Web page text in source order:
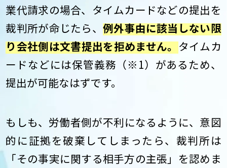
業代請求の場合、タイムカードなどの提出を
裁判所が命じたら、 例外事由に該当しない限
り会社側は文書提出を拒めません。タイムカ
ードなどには保管義務（※1）があるため、
提出が可能なはずです。
もしも、労働者側が不利になるように、意図
的に証拠を破棄してしまったら、裁判所は
「その事実に関する相手方の主張」を認めま